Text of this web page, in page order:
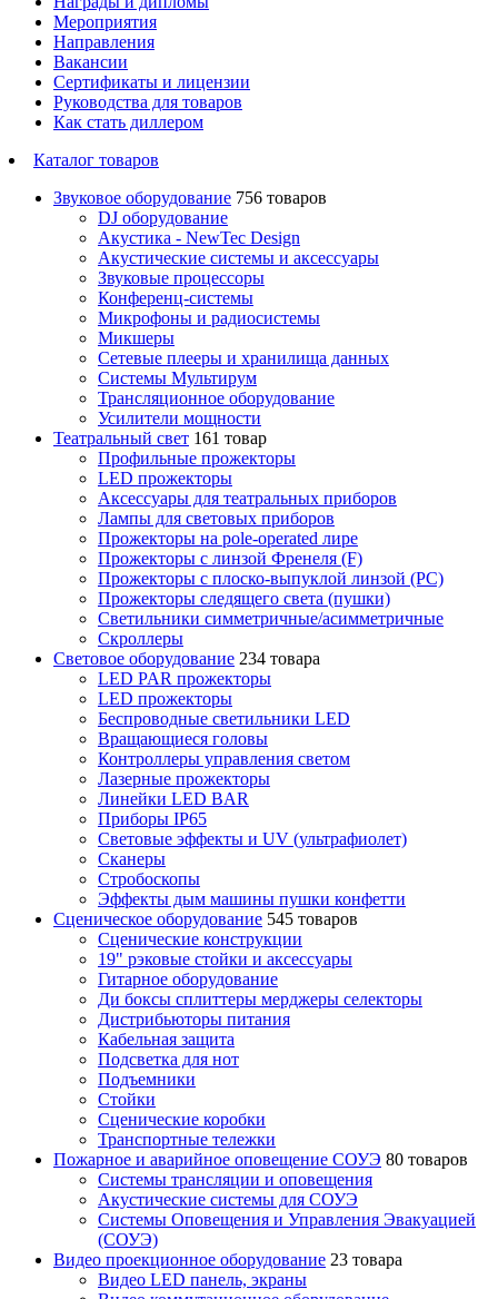
Мероприятия
Направления
Вакансии
Сертификаты и лицензии
Руководства для товаров
Как стать диллером
Каталог товаров
Звуковое оборудование 756 товаров
DJ оборудование
Акустика - NewTec Design
Акустические системы и аксессуары
Звуковые процессоры
Конференц-системы
Микрофоны и радиосистемы
Микшеры
Сетевые плееры и хранилища данных
Системы Мультирум
Трансляционное оборудование
Усилители мощности
Театральный свет 161 товар
Профильные прожекторы
LED прожекторы
Аксессуары для театральных приборов
Лампы для световых приборов
Прожекторы на pole-operated лире
Прожекторы с линзой Френеля (F)
Прожекторы с плоско-выпуклой линзой (PC)
Прожекторы следящего света (пушки)
Светильники симметричные/асимметричные
Скроллеры
Световое оборудование 234 товара
LED PAR прожекторы
LED прожекторы
Беспроводные светильники LED
Вращающиеся головы
Контроллеры управления светом
Лазерные прожекторы
Линейки LED BAR
Приборы IP65
Световые эффекты и UV (ультрафиолет)
Сканеры
Стробоскопы
Эффекты дым машины пушки конфетти
Сценическое оборудование 545 товаров
Сценические конструкции
19" рэковые стойки и аксесcуары
Гитарное оборудование
Ди боксы сплиттеры мерджеры селекторы
Дистрибьюторы питания
Кабельная защита
Подсветка для нот
Подъемники
Стойки
Сценические коробки
Транспортные тележки
Пожарное и аварийное оповещение СОУЭ 80 товаров
Cистемы трансляции и оповещения
Акустические системы для СОУЭ
Системы Оповещения и Управления Эвакуацией
(СОУЭ)
Видео проекционное оборудование 23 товара
Видео LED панель, экраны